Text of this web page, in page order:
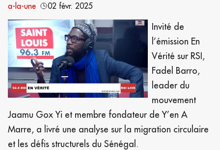
a-la-une
02 févr. 2025
Invité de
l’émission En
Vérité sur RSI,
Fadel Barro,
leader du
mouvement
Jaamu Gox Yi et membre fondateur de Y’en A
Marre, a livré une analyse sur la migration circulaire
et les défis structurels du Sénégal.